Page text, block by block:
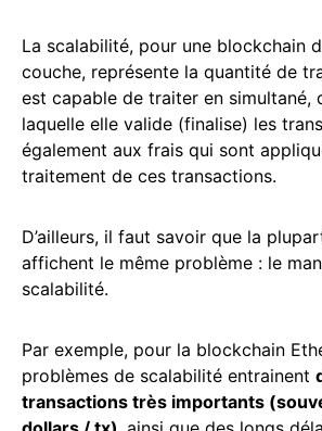
La scalabilité, pour une blockchain
couche, représente la quantité de
est capable de traiter en simultané,
laquelle elle valide (finalise) les
également aux frais qui sont
traitement de ces transactions.
D’ailleurs, il faut savoir que la
affichent le même problème : le
scalabilité.
Par exemple, pour la blockchain
problèmes de scalabilité entrainent
transactions très importants